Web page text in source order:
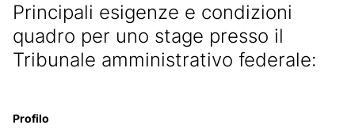
Principali esigenze e condizioni
quadro per uno stage presso il
Tribunale amministrativo federale:
Profilo